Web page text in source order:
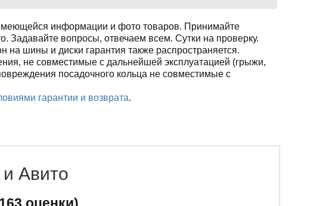
информации и фото товаров. Принимайте
Задавайте вопросы, отвечаем всем. Сутки на проверку.
на шины и диски гарантия также распространяется.
не совместимые с дальнейшей эксплуатацией (грыжи,
посадочного кольца не совместимые с
гарантии и возврата.
Авито